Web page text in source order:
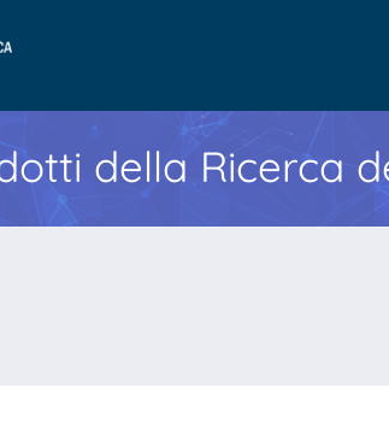
della Ricerca